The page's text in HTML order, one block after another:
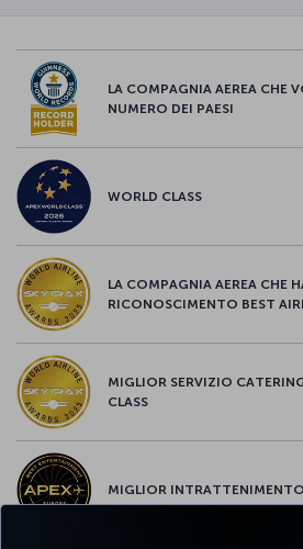
LA COMPAGNIA AEREA CHE
NUMERO DEI PAESI
WORLD CLASS
LA COMPAGNIA AEREA CHE
RICONOSCIMENTO BEST
MIGLIOR SERVIZIO
CLASS
MIGLIOR